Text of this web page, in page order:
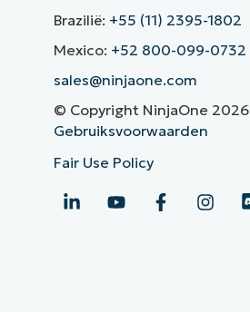
Brazilië: +55 (11) 2395-1802
Mexico: +52 800-099-0732
sales@ninjaone.com
© Copyright NinjaOne 2026
Gebruiksvoorwaarden
Fair Use Policy